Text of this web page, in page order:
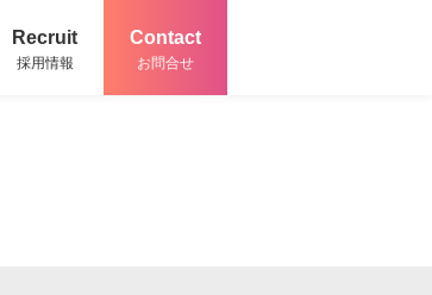
Recruit
採用情報
Contact
お問合せ